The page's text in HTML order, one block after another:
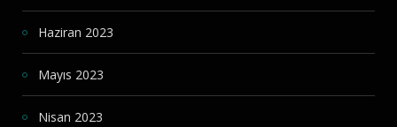
Haziran 2023
Mayıs 2023
Nisan 2023